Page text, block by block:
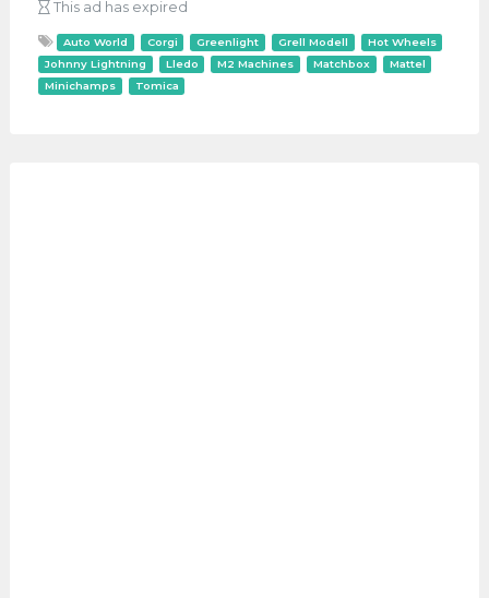
This ad has expired
Auto World Corgi Greenlight Grell Modell
Hot Wheels
Johnny Lightning
Lledo M2 Machines Matchbox
Mattel
Minichamps
Tomica